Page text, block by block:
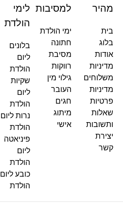
מהיר
בית
בלוג
אודות
מדיניות
משלוחים
מדיניות
פרטיות
שאלות
ותשובות
יצירת
קשר
למסיבות
ימי הולדת
חתונה
מסיבת
רווקות
גילוי מין
העובר
חגים
מיתוג
אישי
לימי
הולדת
בלונים
ליום
הולדת
שקיות
ליום
הולדת
נרות ליום
הולדת
פיניאטה
ליום
הולדת
כובע ליום
הולדת